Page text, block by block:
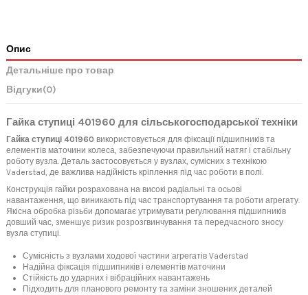
Опис
Детальніше про товар
Відгуки(0)
Гайка ступиці 401960 для сільськогосподарської техніки
Гайка ступиці 401960 використовується для фіксації підшипників та
елементів маточини колеса, забезпечуючи правильний натяг і стабільну
роботу вузла. Деталь застосовується у вузлах, сумісних з технікою
Vaderstad, де важлива надійність кріплення під час роботи в полі.
Конструкція гайки розрахована на високі радіальні та осьові
навантаження, що виникають під час транспортування та роботи агрегату.
Якісна обробка різьби допомагає утримувати регулювання підшипників
довший час, зменшує ризик розрозгвинчування та передчасного зносу
вузла ступиці.
Сумісність з вузлами ходової частини агрегатів Vaderstad
Надійна фіксація підшипників і елементів маточини
Стійкість до ударних і вібраційних навантажень
Підходить для планового ремонту та заміни зношених деталей